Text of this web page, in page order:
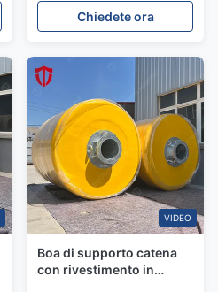
superficie offshore con
rivestimento in
Chiedete ora
VIDEO
Boa di supporto catena
con rivestimento in